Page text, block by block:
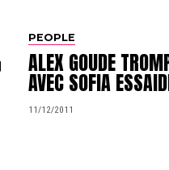
PEOPLE
ALEX GOUDE
AVEC SOFIA
11/12/2011